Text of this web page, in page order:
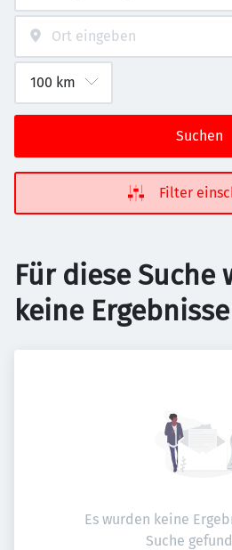
Suchen
Filter
Für diese Suche
keine
Es wurden keine
Suche